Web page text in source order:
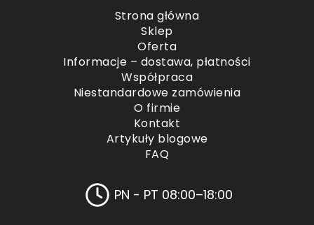
Strona główna
Sklep
Oferta
Informacje – dostawa, płatności
Współpraca
Niestandardowe zamówienia
O firmie
Kontakt
Artykuły blogowe
FAQ
PN - PT 08:00–18:00